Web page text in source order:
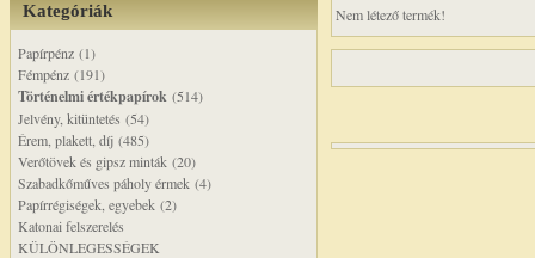
Kategóriák
Papírpénz (1)
Fémpénz (191)
Történelmi értékpapírok (514)
Jelvény, kitüntetés (54)
Érem, plakett, díj (485)
Verőtövek és gipsz minták (20)
Szabadkőműves páholy érmek (4)
Papírrégiségek, egyebek (2)
Katonai felszerelés
KÜLÖNLEGESSÉGEK
Nem létező termék!